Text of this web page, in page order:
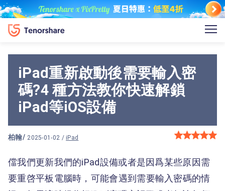
iPad重新啟動後需要輸入密
碼?4 種方法教你快速解鎖
iPad等iOS設備
柏翰/ 2025-01-02 / iPad
儅我們更新我們的iPad設備或者是因爲某些原因需
要重啓平板電腦時，可能會遇到需要輸入密碼的情